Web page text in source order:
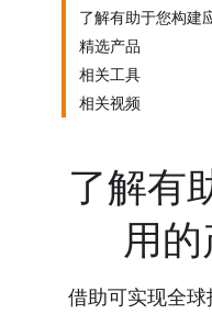
了解有助于您构建
精选产品
相关工具
相关视频
了解有
用
借助可实现全